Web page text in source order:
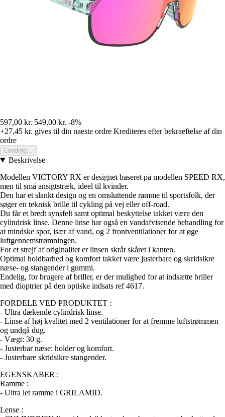
597,00 kr. 549,00 kr. -8%
+27,45 kr. gives til din naeste ordre Krediteres efter bekraeftelse af din
ordre
Loading...
Beskrivelse
Modellen VICTORY RX er designet baseret på modellen SPEED RX,
men til små ansigtstræk, ideel til kvinder.
Den har et slankt design og en omsluttende ramme til sportsfolk, der
søger en teknisk brille til cykling på vej eller off-road.
Du får et bredt synsfelt samt optimal beskyttelse takket være den
cylindrisk linse. Denne linse har også en vandafvisende behandling for
at mindske spor, især af vand, og 2 frontventilationer for at øge
luftgennemstrømningen.
For et strejf af originalitet er linsen skråt skåret i kanten.
Optimal holdbarhed og komfort takket være justerbare og skridsikre
næse- og stangender i gummi.
Endelig, for brugere af briller, er der mulighed for at indsætte briller
med dioptrier på den optiske indsats ref 4617.
FORDELE VED PRODUKTET :
- Ultra dækende cylindrisk linse.
- Linse af høj kvalitet med 2 ventilationer for at fremme luftstrømmen
og undgå dug.
- Vægt: 30 g.
- Justerbar næse: holder og komfort.
- Justerbare skridsikre stangender.
EGENSKABER :
Ramme :
- Ultra let ramme i GRILAMID.
Lense :